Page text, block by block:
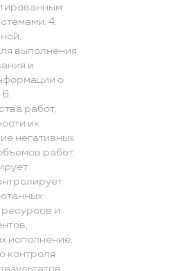
4.
выполнения
и
о
работ,
их
негативных
работ.
и
исполнение.
контроля